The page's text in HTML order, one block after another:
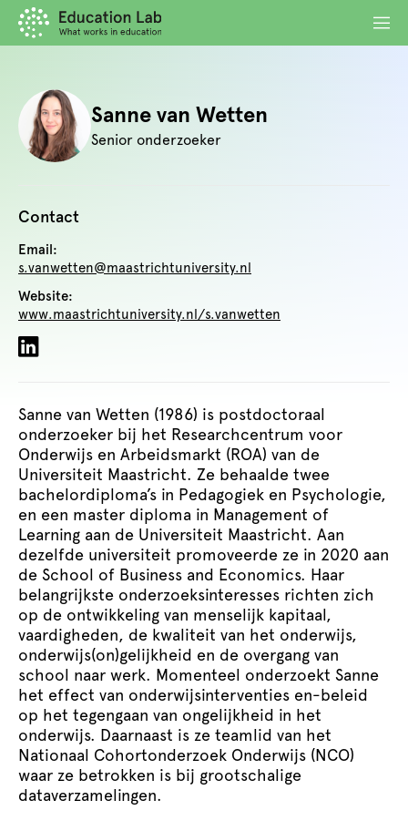
Sanne van Wetten
Senior onderzoeker
Contact
Email:
s.vanwetten@maastrichtuniversity.nl
Website:
www.maastrichtuniversity.nl/s.vanwetten
Sanne van Wetten (1986) is postdoctoraal
onderzoeker bij het Researchcentrum voor
Onderwijs en Arbeidsmarkt (ROA) van de
Universiteit Maastricht. Ze behaalde twee
bachelordiploma’s in Pedagogiek en Psychologie,
en een master diploma in Management of
Learning aan de Universiteit Maastricht. Aan
dezelfde universiteit promoveerde ze in 2020 aan
de School of Business and Economics. Haar
belangrijkste onderzoeksinteresses richten zich
op de ontwikkeling van menselijk kapitaal,
vaardigheden, de kwaliteit van het onderwijs,
onderwijs(on)gelijkheid en de overgang van
school naar werk. Momenteel onderzoekt Sanne
het effect van onderwijsinterventies en-beleid
op het tegengaan van ongelijkheid in het
onderwijs. Daarnaast is ze teamlid van het
Nationaal Cohortonderzoek Onderwijs (NCO)
waar ze betrokken is bij grootschalige
dataverzamelingen.